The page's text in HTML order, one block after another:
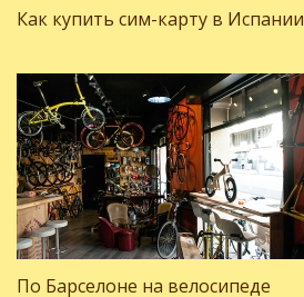
Как купить сим-карту в Испании
По Барселоне на велосипеде